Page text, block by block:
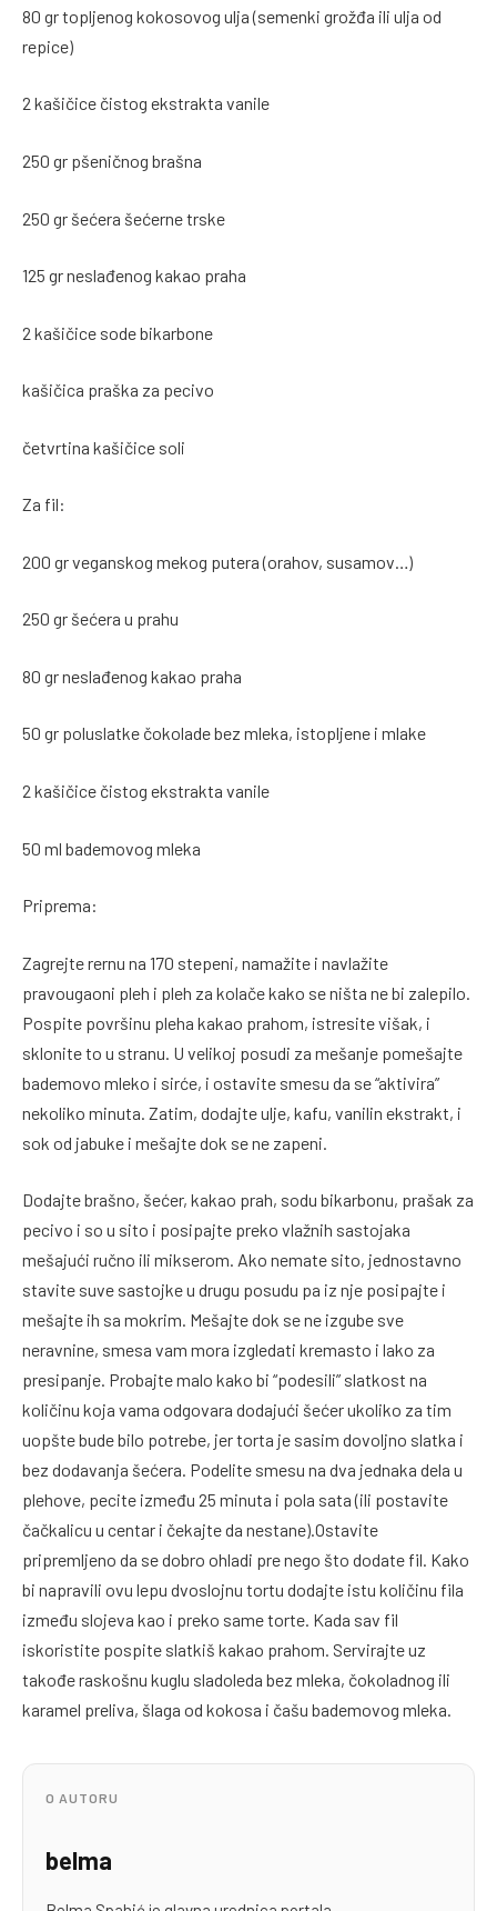
80 gr topljenog kokosovog ulja (semenki grožđa ili ulja od
repice)
2 kašičice čistog ekstrakta vanile
250 gr pšeničnog brašna
250 gr šećera šećerne trske
125 gr neslađenog kakao praha
2 kašičice sode bikarbone
kašičica praška za pecivo
četvrtina kašičice soli
Za fil:
200 gr veganskog mekog putera (orahov, susamov…)
250 gr šećera u prahu
80 gr neslađenog kakao praha
50 gr poluslatke čokolade bez mleka, istopljene i mlake
2 kašičice čistog ekstrakta vanile
50 ml bademovog mleka
Priprema:
Zagrejte rernu na 170 stepeni, namažite i navlažite
pravougaoni pleh i pleh za kolače kako se ništa ne bi zalepilo.
Pospite površinu pleha kakao prahom, istresite višak, i
sklonite to u stranu. U velikoj posudi za mešanje pomešajte
bademovo mleko i sirće, i ostavite smesu da se “aktivira”
nekoliko minuta. Zatim, dodajte ulje, kafu, vanilin ekstrakt, i
sok od jabuke i mešajte dok se ne zapeni.
Dodajte brašno, šećer, kakao prah, sodu bikarbonu, prašak za
pecivo i so u sito i posipajte preko vlažnih sastojaka
mešajući ručno ili mikserom. Ako nemate sito, jednostavno
stavite suve sastojke u drugu posudu pa iz nje posipajte i
mešajte ih sa mokrim. Mešajte dok se ne izgube sve
neravnine, smesa vam mora izgledati kremasto i lako za
presipanje. Probajte malo kako bi “podesili” slatkost na
količinu koja vama odgovara dodajući šećer ukoliko za tim
uopšte bude bilo potrebe, jer torta je sasim dovoljno slatka i
bez dodavanja šećera. Podelite smesu na dva jednaka dela u
plehove, pecite između 25 minuta i pola sata (ili postavite
čačkalicu u centar i čekajte da nestane).Ostavite
pripremljeno da se dobro ohladi pre nego što dodate fil. Kako
bi napravili ovu lepu dvoslojnu tortu dodajte istu količinu fila
između slojeva kao i preko same torte. Kada sav fil
iskoristite pospite slatkiš kakao prahom. Servirajte uz
takođe raskošnu kuglu sladoleda bez mleka, čokoladnog ili
karamel preliva, šlaga od kokosa i čašu bademovog mleka.
O AUTORU
belma